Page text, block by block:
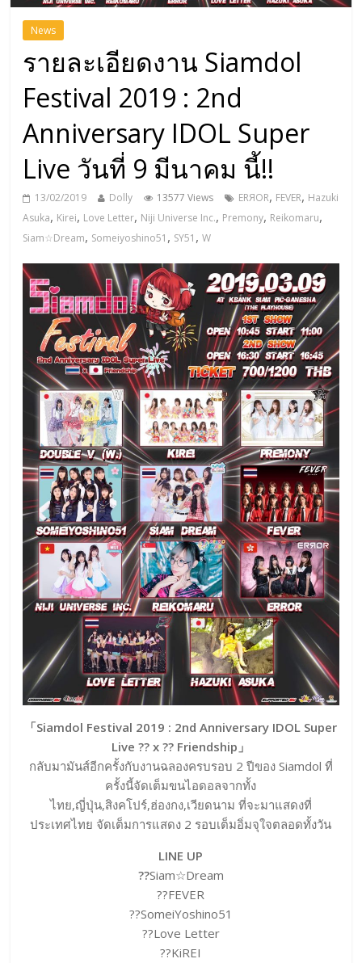
News
รายละเอียดงาน Siamdol
Festival 2019 : 2nd
Anniversary IDOL Super
Live วันที่ 9 มีนาคม นี้!!
13/02/2019 Dolly 13577 Views ERЯOR, FEVER, Hazuki
Asuka, Kirei, Love Letter, Niji Universe Inc., Premony, Reikomaru,
Siam☆Dream, Someiyoshino51 , SY51 ,W
「Siamdol Festival 2019 : 2nd Anniversary IDOL Super
Live ?? x ?? Friendship」
กลับมามันส์อีกครั้งกับงานฉลองครบรอบ 2 ปีของ Siamdol ที่
ครั้งนี้จัดเต็มขนไอดอลจากทั้ง
ไทย,ญี่ปุ่น,สิงคโปร์,ฮ่องกง,เวียดนาม ที่จะมาแสดงที่
ประเทศไทย จัดเต็มการแสดง 2 รอบเต็มอิ่มจุใจตลอดทั้งวัน
LINE UP
??Siam☆Dream
??FEVER
??SomeiYoshino51
??Love Letter
??KiREI